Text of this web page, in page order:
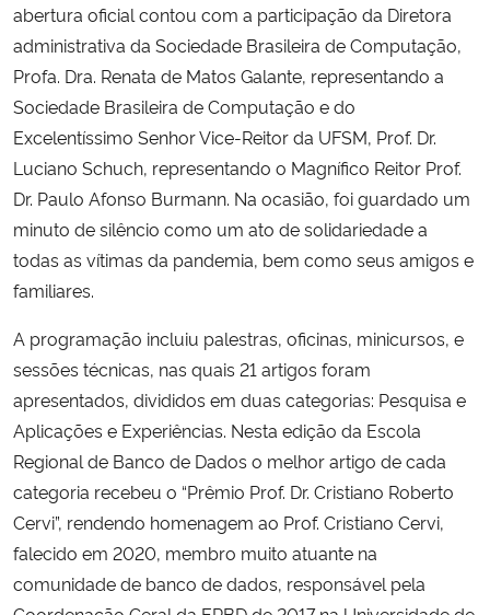
Secretaria de Governo
Gabinete de Segurança Institucional
Advocacia-Geral da União
Banco Central do Brasil
Planalto
abertura oficial contou com a participação da Diretora
administrativa da Sociedade Brasileira de Computação,
Profa. Dra. Renata de Matos Galante, representando a
Sociedade Brasileira de Computação e do
Excelentíssimo Senhor Vice-Reitor da UFSM, Prof. Dr.
Luciano Schuch, representando o Magnífico Reitor Prof.
Dr. Paulo Afonso Burmann. Na ocasião, foi guardado um
minuto de silêncio como um ato de solidariedade a
todas as vítimas da pandemia, bem como seus amigos e
familiares.
A programação incluiu palestras, oficinas, minicursos, e
sessões técnicas, nas quais 21 artigos foram
apresentados, divididos em duas categorias: Pesquisa e
Aplicações e Experiências. Nesta edição da Escola
Regional de Banco de Dados o melhor artigo de cada
categoria recebeu o “Prêmio Prof. Dr. Cristiano Roberto
Cervi”, rendendo homenagem ao Prof. Cristiano Cervi,
falecido em 2020, membro muito atuante na
comunidade de banco de dados, responsável pela